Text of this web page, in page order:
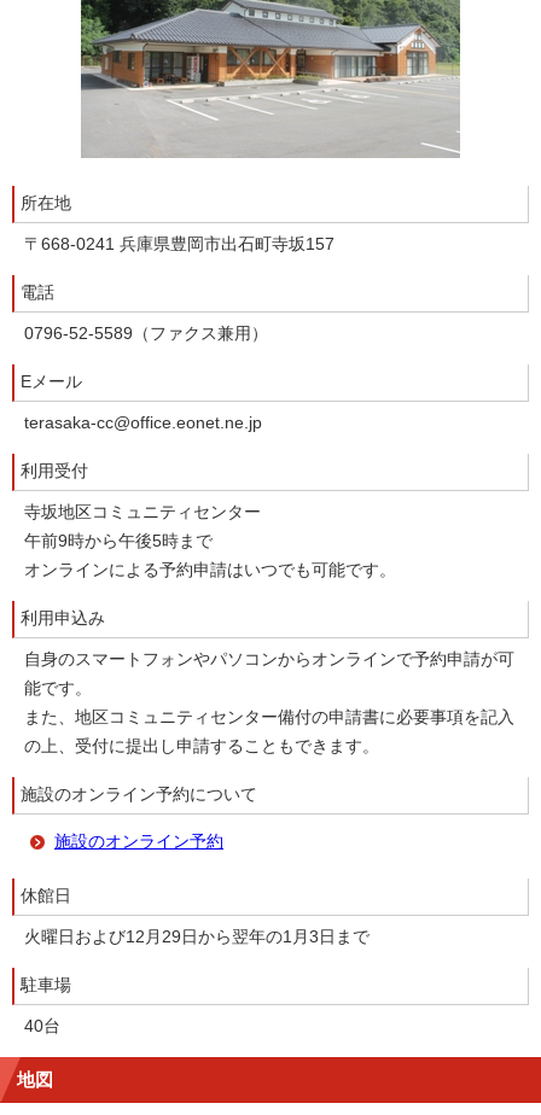
所在地
〒668-0241 兵庫県豊岡市出石町寺坂157
電話
0796-52-5589（ファクス兼用）
Eメール
terasaka-cc@office.eonet.ne.jp
利用受付
寺坂地区コミュニティセンター
午前9時から午後5時まで
オンラインによる予約申請はいつでも可能です。
利用申込み
自身のスマートフォンやパソコンからオンラインで予約申請が可
能です。
また、地区コミュニティセンター備付の申請書に必要事項を記入
の上、受付に提出し申請することもできます。
施設のオンライン予約について
施設のオンライン予約
休館日
火曜日および12月29日から翌年の1月3日まで
駐車場
40台
地図